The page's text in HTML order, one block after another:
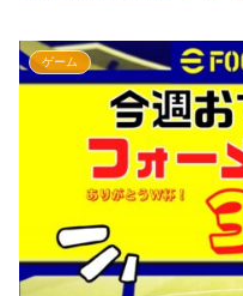
ゲーム